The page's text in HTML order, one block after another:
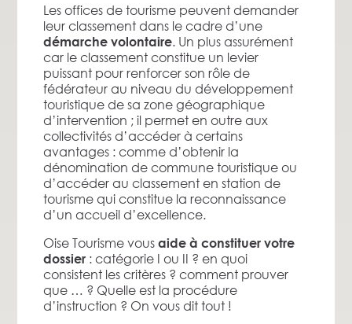
Les offices de tourisme peuvent demander
leur classement dans le cadre d’une
démarche volontaire. Un plus assurément
car le classement constitue un levier
puissant pour renforcer son rôle de
fédérateur au niveau du développement
touristique de sa zone géographique
d’intervention ; il permet en outre aux
collectivités d’accéder à certains
avantages : comme d’obtenir la
dénomination de commune touristique ou
d’accéder au classement en station de
tourisme qui constitue la reconnaissance
d’un accueil d’excellence.
Oise Tourisme vous aide à constituer votre
dossier: catégorie I ou II ? en quoi
consistent les critères ? comment prouver
que … ? Quelle est la procédure
d’instruction ? On vous dit tout !